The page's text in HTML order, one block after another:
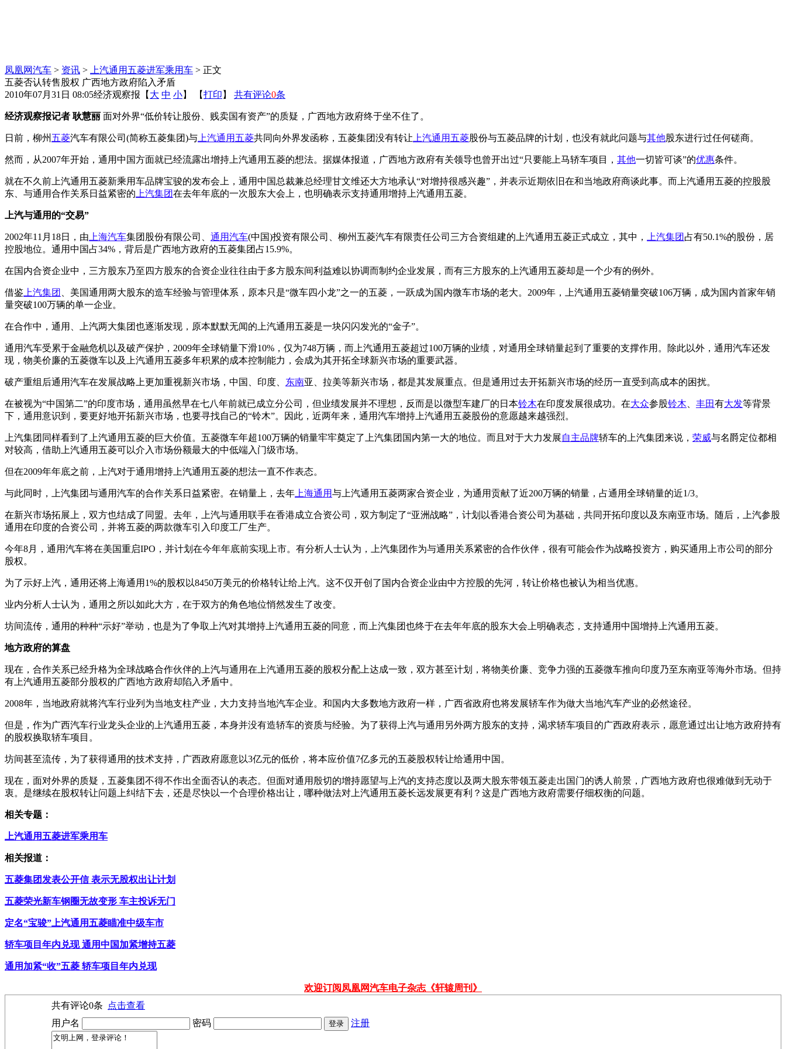
凤凰网汽车 > 资讯 > 上汽通用五菱进军乘用车 > 正文
五菱否认转售股权 广西地方政府陷入矛盾
2010年07月31日 08:05经济观察报 【 大 中 小】 【打印 】 共有评论0条
经济观察报记者 耿慧丽 面对外界“低价转让股份、贱卖国有资产”的质疑，广西地方政府终于坐不住了。
日前，柳州 五菱汽车有限公司(简称五菱集团)与 上汽通用五菱共同向外界发函称，五菱集团没有转让 上汽通用五菱股份与五菱品牌的计划，也没有就此问题与其他股东进行过任何磋商。
然而，从2007年开始，通用中国方面就已经流露出增持上汽通用五菱的想法。据媒体报道，广西地方政府有关领导也曾开出过“只要能上马轿车项目， 其他一切皆可谈”的优惠条件。
就在不久前上汽通用五菱新乘用车品牌宝骏的发布会上，通用中国总裁兼总经理甘文维还大方地承认“对增持很感兴趣”，并表示近期依旧在和当地政府商谈此事。而上汽通用五菱的控股股
东、与通用合作关系日益紧密的 上汽集团在去年年底的一次股东大会上，也明确表示支持通用增持上汽通用五菱。
上汽与通用的“交易”
2002年11月18日，由 上海汽车集团股份有限公司、 通用汽车(中国)投资有限公司、柳州五菱汽车有限责任公司三方合资组建的上汽通用五菱正式成立，其中， 上汽集团 占有50.1%的股份，居
控股地位。通用中国占34%，背后是广西地方政府的五菱集团占15.9%。
在国内合资企业中，三方股东乃至四方股东的合资企业往往由于多方股东间利益难以协调而制约企业发展，而有三方股东的上汽通用五菱却是一个少有的例外。
借鉴 上汽集团
、美国通用两大股东的造车经验与管理体系，原本只是“微车四小龙”之一的五菱，一跃成为国内微车市场的老大。2009年，上汽通用五菱销量突破106万辆，成为国内首家年销
量突破100万辆的单一企业。
在合作中，通用、上汽两大集团也逐渐发现，原本默默无闻的上汽通用五菱是一块闪闪发光的“金子”。
通用汽车受累于金融危机以及破产保护，2009年全球销量下滑10%，仅为748万辆，而上汽通用五菱超过100万辆的业绩，对通用全球销量起到了重要的支撑作用。除此以外，通用汽车还发
现，物美价廉的五菱微车以及上汽通用五菱多年积累的成本控制能力，会成为其开拓全球新兴市场的重要武器。
破产重组后通用汽车在发展战略上更加重视新兴市场，中国、印度、 东南亚、拉美等新兴市场，都是其发展重点。但是通用过去开拓新兴市场的经历一直受到高成本的困扰。
在被视为“中国第二”的印度市场，通用虽然早在七八年前就已成立分公司，但业绩发展并不理想，反而是以微型车建厂的日本铃木在印度发展很成功。在大众参股铃木 丰田有大发等背景
下，通用意识到，要更好地开拓新兴市场，也要寻找自己的“铃木”。因此，近两年来，通用汽车增持上汽通用五菱股份的意愿越来越强烈。
上汽集团同样看到了上汽通用五菱的巨大价值。五菱微车年超100万辆的销量牢牢奠定了上汽集团国内第一大的地位。而且对于大力发展自主品牌轿车的上汽集团来说， 荣威与名爵定位都相
对较高，借助上汽通用五菱可以介入市场份额最大的中低端入门级市场。
但在2009年年底之前，上汽对于通用增持上汽通用五菱的想法一直不作表态。
与此同时，上汽集团与通用汽车的合作关系日益紧密。在销量上，去年 上海通用与上汽通用五菱两家合资企业，为通用贡献了近200万辆的销量，占通用全球销量的近1/3。
在新兴市场拓展上，双方也结成了同盟。去年，上汽与通用联手在香港成立合资公司，双方制定了“亚洲战略”，计划以香港合资公司为基础，共同开拓印度以及东南亚市场。随后，上汽参股
通用在印度的合资公司，并将五菱的两款微车引入印度工厂生产。
今年8月，通用汽车将在美国重启IPO，并计划在今年年底前实现上市。有分析人士认为，上汽集团作为与通用关系紧密的合作伙伴，很有可能会作为战略投资方，购买通用上市公司的部分
股权。
为了示好上汽，通用还将上海通用1%的股权以8450万美元的价格转让给上汽。这不仅开创了国内合资企业由中方控股的先河，转让价格也被认为相当优惠。
业内分析人士认为，通用之所以如此大方，在于双方的角色地位悄然发生了改变。
坊间流传，通用的种种“示好”举动，也是为了争取上汽对其增持上汽通用五菱的同意，而上汽集团也终于在去年年底的股东大会上明确表态，支持通用中国增持上汽通用五菱。
地方政府的算盘
现在，合作关系已经升格为全球战略合作伙伴的上汽与通用在上汽通用五菱的股权分配上达成一致，双方甚至计划，将物美价廉、竞争力强的五菱微车推向印度乃至东南亚等海外市场。但持
有上汽通用五菱部分股权的广西地方政府却陷入矛盾中。
2008年，当地政府就将汽车行业列为当地支柱产业，大力支持当地汽车企业。和国内大多数地方政府一样，广西省政府也将发展轿车作为做大当地汽车产业的必然途径。
但是，作为广西汽车行业龙头企业的上汽通用五菱，本身并没有造轿车的资质与经验。为了获得上汽与通用另外两方股东的支持，渴求轿车项目的广西政府表示，愿意通过出让地方政府持有
的股权换取轿车项目。
坊间甚至流传，为了获得通用的技术支持，广西政府愿意以3亿元的低价，将本应价值7亿多元的五菱股权转让给通用中国。
现在，面对外界的质疑，五菱集团不得不作出全面否认的表态。但面对通用殷切的增持愿望与上汽的支持态度以及两大股东带领五菱走出国门的诱人前景，广西地方政府也很难做到无动于
衷。是继续在股权转让问题上纠结下去，还是尽快以一个合理价格出让，哪种做法对上汽通用五菱长远发展更有利？这是广西地方政府需要仔细权衡的问题。
相关专题：
上汽通用五菱进军乘用车
相关报道：
五菱集团发表公开信 表示无股权出让计划
五菱荣光新车钢圈无故变形 车主投诉无门
定名“宝骏”上汽通用五菱瞄准中级车市
轿车项目年内兑现 通用中国加紧增持五菱
通用加紧“收”五菱 轿车项目年内兑现
欢迎订阅凤凰网汽车电子杂志《轩辕周刊》
共有评论0条
点击查看
用户名
密码 注册